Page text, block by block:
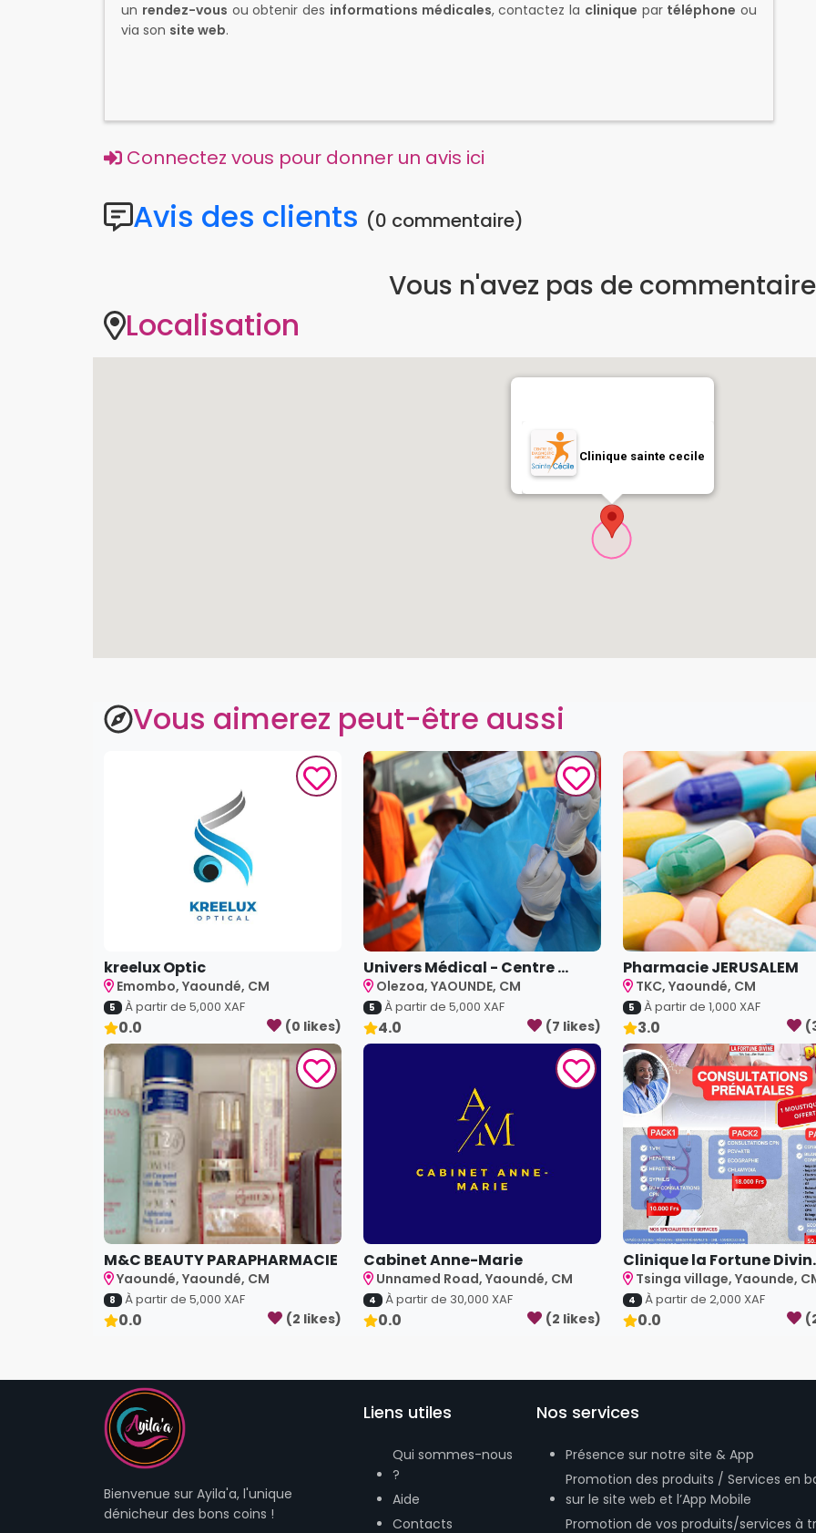
un rendez-vous ou obtenir des informations médicales, contactez la clinique par téléphone ou
via son site web.
Connectez vous pour donner un avis ici
Avis des clients (0 commentaire)
Vous n'avez pas de
Localisation
Clinique sainte cecile
Vous aimerez peut-être aussi
kreelux Optic
Emombo, Yaoundé, CM
5 À partir de 5,000 XAF
0.0 (0 likes)
Univers Médical - Centre ...
Olezoa, YAOUNDE, CM
5 À partir de 5,000 XAF
4.0 (7 likes)
Pharmacie JERUSALEM
TKC, Yaoundé, CM
5 À partir de 1,000 XAF
3.0 (
M&C BEAUTY PARAPHARMACIE
Yaoundé, Yaoundé, CM
8 À partir de 5,000 XAF
0.0 (2 likes)
Cabinet Anne-Marie
Unnamed Road, Yaoundé, CM
4 À partir de 30,000 XAF
0.0 (2 likes)
Clinique la Fortune
Tsinga village, Yaounde,
4 À partir de 2,000 XAF
0.0 (
Bienvenue sur Ayila'a, l'unique
dénicheur des bons coins !
Liens utiles
Qui sommes-nous
?
Aide
Contacts
Nos services
Présence sur notre site & App
Promotion des produits / Services en
sur le site web et l’App Mobile
Promotion de vos produits/services à